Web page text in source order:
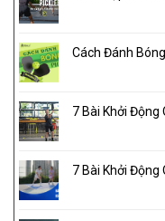
Cách Đánh
7 Bài Khởi Động
7 Bài Khởi Động